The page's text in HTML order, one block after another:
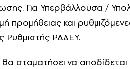
Για Υπερβάλλουσα /
προμήθειας και
Ρυθμιστής ΡΑΑΕΥ.
σταματήσει να